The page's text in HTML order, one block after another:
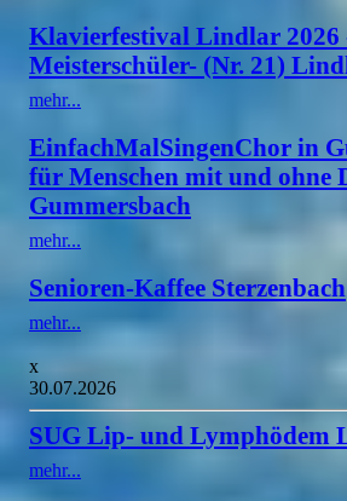
Klavierfestival Lindlar 2026
Meisterschüler- (Nr. 21)
mehr...
EinfachMalSingenChor in
für Menschen mit und ohne
Gummersbach
mehr...
Senioren-Kaffee Sterzenbach
mehr...
x
30.07.2026
SUG Lip- und Lymphödem
mehr...